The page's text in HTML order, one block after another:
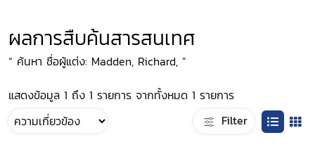
ผลการสืบค้นสารสนเทศ
“ ค้นหา ชื่อผู้แต่ง: Madden, Richard, ”
แสดงข้อมูล 1 ถึง 1 รายการ จากทั้งหมด 1 รายการ
Filter